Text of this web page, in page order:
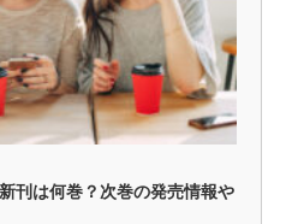
刊は何巻？次巻の発売情報や